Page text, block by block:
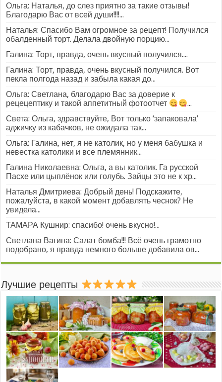
Ольга: Наталья, до слез приятно за такие отзывы!
Благодарю Вас от всей души!!!!...
Наталья: Спасибо Вам огромное за рецепт! Получился
обалденный торт. Делала двойную порцию...
Галина: Торт, правда, очень вкусный получился....
Галина: Торт, правда, очень вкусный получился. Вот
пекла полгода назад и забыла какая до...
Ольга: Светлана, благодарю Вас за доверие к
рецецептику и такой аппетитный фотоотчет
...
Света: Ольга, здравствуйте, Вот только ‘запаковала’
аджичку из кабачков, не ожидала так...
Ольга: Галина, нет, я не католик, но у меня бабушка и
невестка католики и все племянник...
Галина Николаевна: Ольга, а вы католик. Га русской
Пасхе или цыплёнок или голубь. Зайцы это не к хр...
Наталья Дмитриева: Добрый день! Подскажите,
пожалуйста, в какой момент добавлять чеснок? Не
увидела...
ТАМАРА Кушнир: спасибо! очень вкусно!...
Светлана Вагина: Салат бомба!!! Всё очень грамотно
подобрано, я правда немного больше добавила ов...
Лучшие рецепты